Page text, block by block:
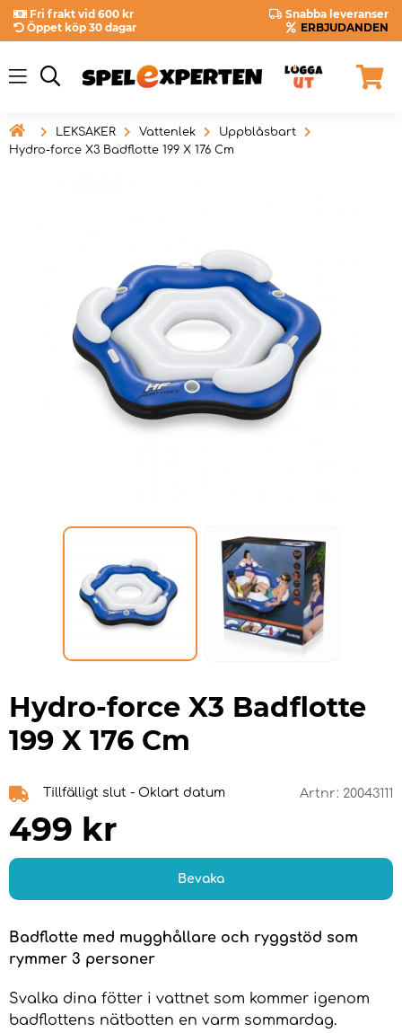
Fri frakt vid 600 kr
Snabba leveranser
Öppet köp 30 dagar
ERBJUDANDEN
 LEKSAKER Vattenlek
Uppblåsbart
Hydro-force X3 Badflotte 199 X 176 Cm
Hydro-force X3 Badflotte
199 X 176 Cm
Tillfälligt slut - Oklart datum Artnr: 20043111
499 kr
Bevaka
Badflotte med mugghållare och ryggstöd som
rymmer 3 personer
Svalka dina fötter i vattnet som kommer igenom
badflottens nätbotten en varm sommardag.